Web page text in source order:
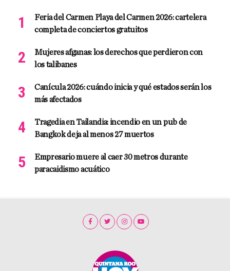
Feria del Carmen Playa del Carmen 2026: cartelera
completa de conciertos gratuitos
Mujeres afganas: los derechos que perdieron con
los talibanes
Canícula 2026: cuándo inicia y qué estados serán los
más afectados
Tragedia en Tailandia: incendio en un pub de
Bangkok deja al menos 27 muertos
Empresario muere al caer 30 metros durante
paracaidismo acuático